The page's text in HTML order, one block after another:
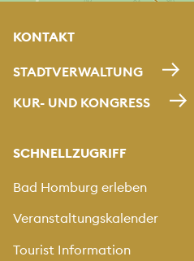
KONTAKT
STADTVERWALTUNG
KUR- UND KONGRESS
SCHNELLZUGRIFF
Bad Homburg erleben
Veranstaltungskalender
Tourist Information